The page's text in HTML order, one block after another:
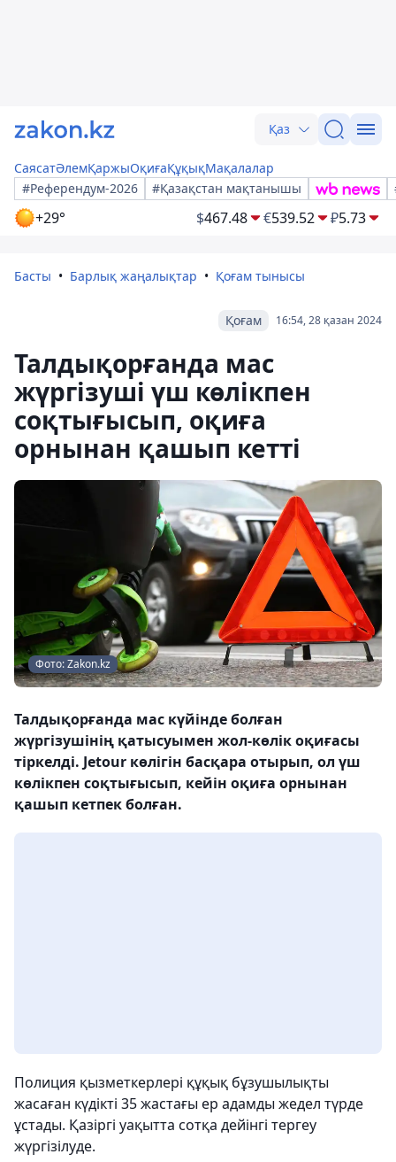
Қаз
СаясатӘлемҚаржыОқиғаҚұқықМақалалар
#Референдум-2026
#Қазақстан мақтанышы
+29° $467.48 €539.52 ₽5.73
Басты Барлық жаңалықтар Қоғам тынысы
16:54, 28 қазан 2024
Қоғам
Талдықорғанда мас
жүргізуші үш көлікпен
соқтығысып, оқиға
орнынан қашып кетті
Фото: Zakon.kz
Талдықорғанда мас күйінде болған
жүргізушінің қатысуымен жол-көлік оқиғасы
тіркелді. Jetour көлігін басқара отырып, ол үш
көлікпен соқтығысып, кейін оқиға орнынан
қашып кетпек болған.
Полиция қызметкерлері құқық бұзушылықты
жасаған күдікті 35 жастағы ер адамды жедел түрде
ұстады. Қазіргі уақытта сотқа дейінгі тергеу
жүргізілуде.